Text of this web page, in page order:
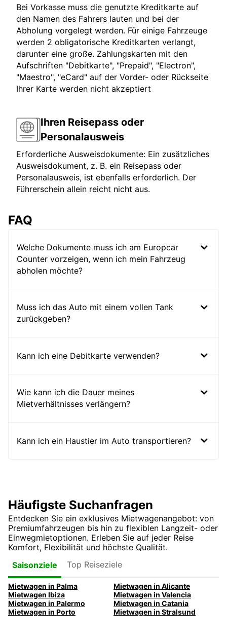
Bei Vorkasse muss die genutzte Kreditkarte auf
den Namen des Fahrers lauten und bei der
Abholung vorgelegt werden. Für einige Fahrzeuge
werden 2 obligatorische Kreditkarten verlangt,
darunter eine große. Zahlungskarten mit den
Aufschriften "Debitkarte", "Prepaid", "Electron",
"Maestro", "eCard" auf der Vorder- oder Rückseite
Ihrer Karte werden nicht akzeptiert
Ihren Reisepass oder
Personalausweis
Erforderliche Ausweisdokumente: Ein zusätzliches
Ausweisdokument, z. B. ein Reisepass oder
Personalausweis, ist ebenfalls erforderlich. Der
Führerschein allein reicht nicht aus.
FAQ
Welche Dokumente muss ich am Europcar
Counter vorzeigen, wenn ich mein Fahrzeug
abholen möchte?
Muss ich das Auto mit einem vollen Tank
zurückgeben?
Kann ich eine Debitkarte verwenden?
Wie kann ich die Dauer meines
Mietverhältnisses verlängern?
Kann ich ein Haustier im Auto transportieren?
Häufigste Suchanfragen
Entdecken Sie ein exklusives Mietwagenangebot: von
Premiumfahrzeugen bis hin zu flexiblen Langzeit- oder
Einwegmietoptionen. Erleben Sie auf jeder Reise
Komfort, Flexibilität und höchste Qualität.
Saisonziele
Top Reiseziele
Mietwagen in Palma
Mietwagen in Alicante
Mietwagen Ibiza
Mietwagen in Valencia
Mietwagen in Palermo
Mietwagen in Catania
Mietwagen in Porto
Mietwagen in Stralsund